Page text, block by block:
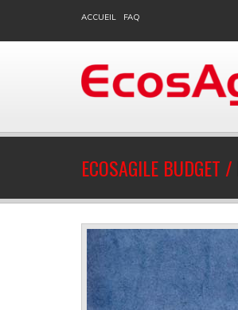
ACCUEIL FAQ
ECOSAGILE BUDGET /